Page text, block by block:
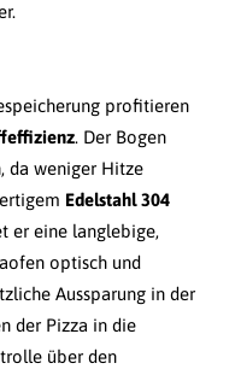
profitieren
. Der Bogen
da weniger Hitze
Edelstahl 304
er eine langlebige,
optisch und
Aussparung in der
der Pizza in die
über den